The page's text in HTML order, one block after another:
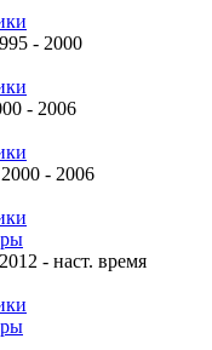
- 2000
- 2006
- 2006
- наст. время